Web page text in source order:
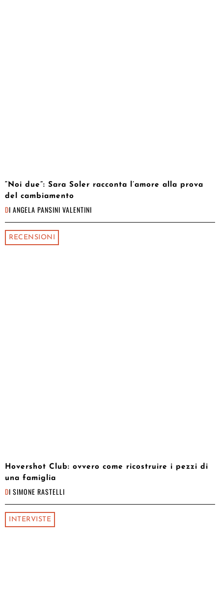
“Noi due”: Sara Soler racconta l’amore alla prova
del cambiamento
DI ANGELA PANSINI VALENTINI
RECENSIONI
Hovershot Club: ovvero come ricostruire i pezzi di
una famiglia
DI SIMONE RASTELLI
INTERVISTE